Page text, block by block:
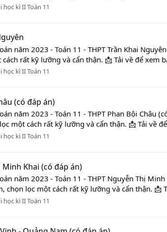
học kì II Toán 11
năm 2023 - Toán 11 - THPT Trần Khai
rất kỹ lưỡng và cẩn thận. 📩 Tải về để xem
học kì II Toán 11
(có đáp án)
năm 2023 - Toán 11 - THPT Phan Bội Châu
một cách rất kỹ lưỡng và cẩn thận. 📩 Tải về
học kì II Toán 11
Khai (có đáp án)
năm 2023 - Toán 11 - THPT Nguyễn Thị
lọc một cách rất kỹ lưỡng và cẩn thận. 📩
học kì II Toán 11